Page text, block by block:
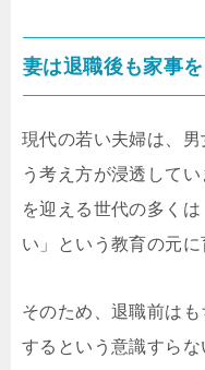
妻は退職後も家事
現代の若い夫婦は、
う考え方が浸透して
を迎える世代の多く
い」という教育の元に
そのため、退職前は
するという意識すらな